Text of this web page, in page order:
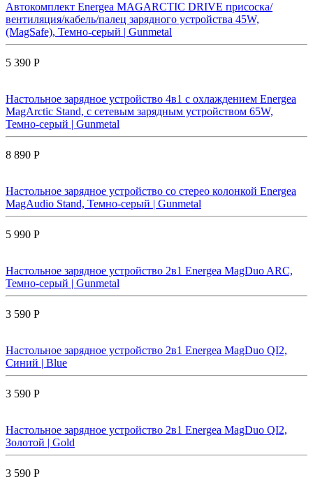
Автокомплект Energea MAGARCTIC DRIVE присоска/
вентиляция/кабель/палец зарядного устройства 45W,
(MagSafe), Темно-серый | Gunmetal
5 390 Р
Настольное зарядное устройство 4в1 с охлаждением Energea
MagArctic Stand, с сетевым зарядным устройством 65W,
Темно-серый | Gunmetal
8 890 Р
Настольное зарядное устройство со стерео колонкой Energea
MagAudio Stand, Темно-серый | Gunmetal
5 990 Р
Настольное зарядное устройство 2в1 Energea MagDuo ARC,
Темно-серый | Gunmetal
3 590 Р
Настольное зарядное устройство 2в1 Energea MagDuo QI2,
Синий | Blue
3 590 Р
Настольное зарядное устройство 2в1 Energea MagDuo QI2,
Золотой | Gold
3 590 Р